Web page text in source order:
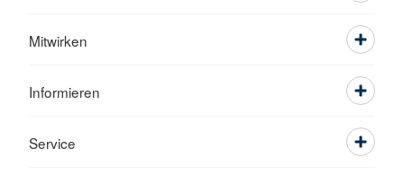
Mitwirken
Informieren
Service